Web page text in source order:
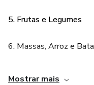
5. Frutas e Legumes
6. Massas, Arroz e
Mostrar mais